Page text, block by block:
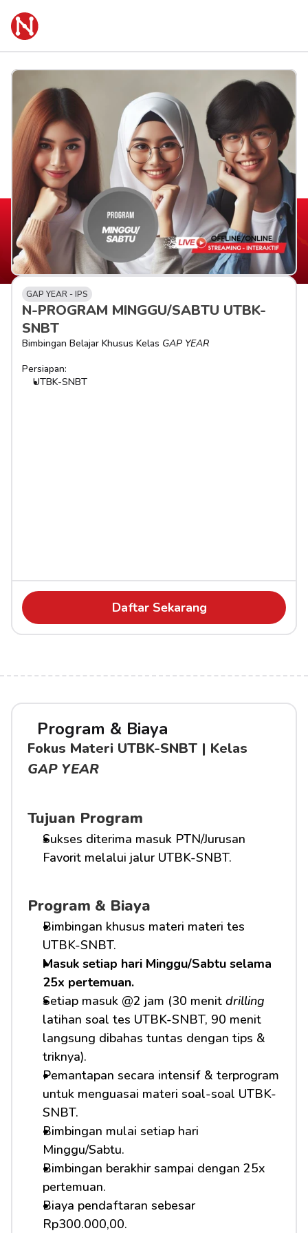
GAP YEAR - IPS
N-PROGRAM MINGGU/SABTU UTBK-
SNBT
Bimbingan Belajar Khusus Kelas GAP YEAR
Persiapan:
UTBK-SNBT
Daftar Sekarang
Program & Biaya
GAP YEAR
Tujuan Program
Sukses diterima masuk PTN/Jurusan
Favorit melalui jalur UTBK-SNBT.
Program & Biaya
Bimbingan khusus materi materi tes
UTBK-SNBT.
Masuk setiap hari Minggu/Sabtu selama
25x pertemuan.
Setiap masuk @2 jam (30 menit drilling
latihan soal tes UTBK-SNBT, 90 menit
langsung dibahas tuntas dengan tips &
triknya).
Pemantapan secara intensif & terprogram
untuk menguasai materi soal-soal UTBK-
SNBT.
Bimbingan mulai setiap hari
Minggu/Sabtu.
Bimbingan berakhir sampai dengan 25x
pertemuan.
Biaya pendaftaran sebesar
Rp300.000,00.